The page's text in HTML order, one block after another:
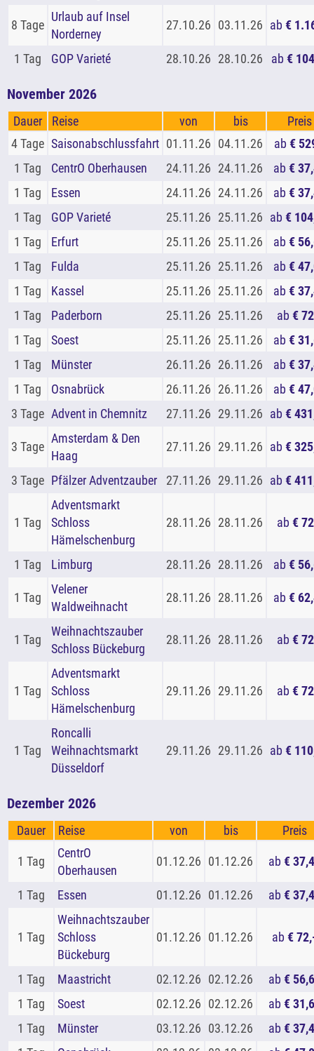
8 Tage
Urlaub auf Insel
Norderney
27.10.26 03.11.26 ab €
1 Tag GOP Varieté 28.10.26 28.10.26 ab €
November 2026
Dauer Reise von bis
Preis
4 Tage Saisonabschlussfahrt 01.11.26 04.11.26 ab €
1 Tag
CentrO Oberhausen 24.11.26 24.11.26 ab €
1 Tag
Essen 24.11.26 24.11.26 ab €
1 Tag
GOP Varieté 25.11.26 25.11.26 ab €
1 Tag
Erfurt 25.11.26 25.11.26 ab €
1 Tag
Fulda 25.11.26 25.11.26 ab €
1 Tag
Kassel 25.11.26 25.11.26 ab €
1 Tag
Paderborn 25.11.26 25.11.26 ab €
1 Tag
Soest 25.11.26 25.11.26 ab €
1 Tag
Münster 26.11.26 26.11.26 ab €
1 Tag
Osnabrück 26.11.26 26.11.26 ab €
3 Tage Advent in Chemnitz 27.11.26 29.11.26 ab €
3 Tage
Amsterdam & Den
Haag
27.11.26 29.11.26 ab €
3 Tage Pfälzer Adventzauber 27.11.26 29.11.26 ab €
1 Tag
Adventsmarkt
Schloss
Hämelschenburg
28.11.26 28.11.26 ab €
1 Tag Limburg 28.11.26 28.11.26 ab €
1 Tag
Velener
Waldweihnacht
28.11.26 28.11.26 ab €
1 Tag
Weihnachtszauber
Schloss Bückeburg
28.11.26 28.11.26 ab €
1 Tag
Adventsmarkt
Schloss
Hämelschenburg
29.11.26 29.11.26 ab €
1 Tag
Roncalli
Weihnachtsmarkt
Düsseldorf
29.11.26 29.11.26 ab €
Dezember 2026
Dauer Reise von bis Preis
1 Tag
CentrO
Oberhausen
01.12.26 01.12.26 ab €
1 Tag Essen 01.12.26 01.12.26 ab €
1 Tag
Weihnachtszauber
Schloss
Bückeburg
01.12.26 01.12.26 ab €
1 Tag Maastricht 02.12.26 02.12.26 ab €
1 Tag
Soest 02.12.26 02.12.26 ab €
1 Tag
Münster 03.12.26 03.12.26 ab €